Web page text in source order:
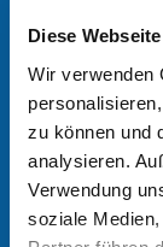
Diese
Wir verwenden
zu können und
analysieren.
Verwendung
soziale
Offenburg